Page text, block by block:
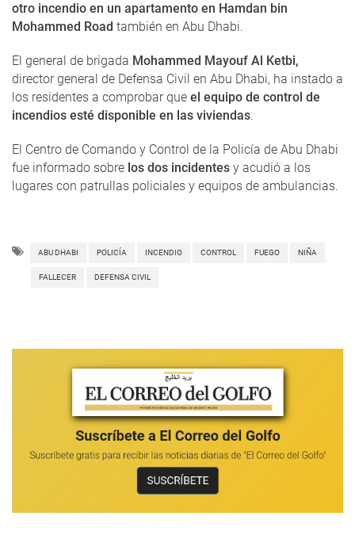
otro incendio en un apartamento en Hamdan bin
Mohammed Road también en Abu Dhabi.
El general de brigada Mohammed Mayouf Al Ketbi,
director general de Defensa Civil en Abu Dhabi, ha instado a
los residentes a comprobar que el equipo de control de
incendios esté disponible en las viviendas.
El Centro de Comando y Control de la Policía de Abu Dhabi
fue informado sobre los dos incidentes y acudió a los
lugares con patrullas policiales y equipos de ambulancias.
ABU DHABI POLICÍA INCENDIO CONTROL FUEGO NIÑA
FALLECER DEFENSA CIVIL